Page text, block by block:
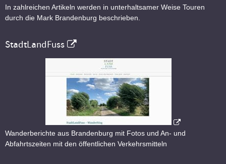
In zahlreichen Artikeln werden in unterhaltsamer Weise Touren
durch die Mark Brandenburg beschrieben.
StadtLandFuss
Wanderberichte aus Brandenburg mit Fotos und An- und
Abfahrtszeiten mit den öffentlichen Verkehrsmitteln